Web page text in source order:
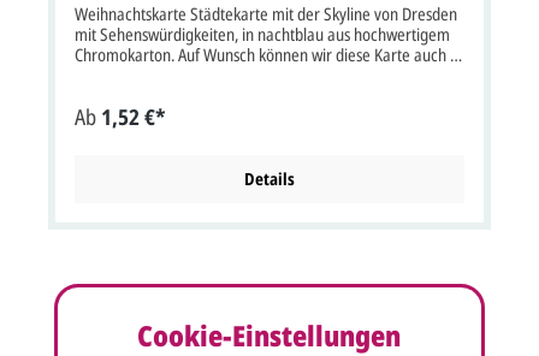
Weihnachtskarte Städtekarte mit der Skyline von Dresden
mit Sehenswürdigkeiten, in nachtblau aus hochwertigem
Chromokarton. Auf Wunsch können wir diese Karte auch in
Briefumschlag geliefert. Klappkarte im Format: 21x10,5
cm bxh (21x21 cm bxh aufgeklappt). Unsere Empfehlung
blau, grau oder schwarz. Kartenpreis ist inkl.
Ab 1,52 €*
Details
Cookie-Einstellungen